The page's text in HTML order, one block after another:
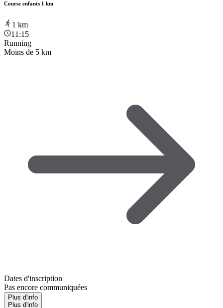
Course enfants 1 km
1 km
11:15
Running
Moins de 5 km
Dates d'inscription
Pas encore communiquées
Plus d'info
Plus d'info